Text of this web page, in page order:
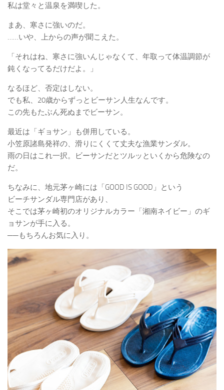
私は堂々と温泉を満喫した。
まあ、寒さに強いのだ。
……いや、上からの声が聞こえた。
「それはね、寒さに強いんじゃなくて、年取って体温調節が
鈍くなってるだけだよ。」
なるほど、否定はしない。
でも私、20歳からずっとビーサン人生なんです。
この先もたぶん死ぬまでビーサン。
最近は「ギョサン」も併用している。
小笠原諸島発祥の、滑りにくくて丈夫な漁業サンダル。
雨の日はこれ一択。ビーサンだとツルッといくから危険なの
だ。
ちなみに、地元茅ヶ崎には「GOOD IS GOOD」という
ビーチサンダル専門店があり、
そこでは茅ヶ崎初のオリジナルカラー「湘南ネイビー」のギ
ョサンが手に入る。
──もちろんお気に入り。